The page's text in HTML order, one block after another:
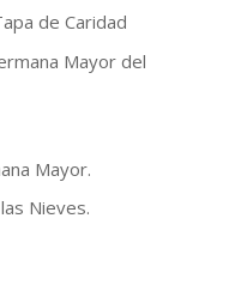
de Caridad
Mayor del
Mayor.
Nieves.